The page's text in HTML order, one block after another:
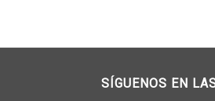
SÍGUENOS EN